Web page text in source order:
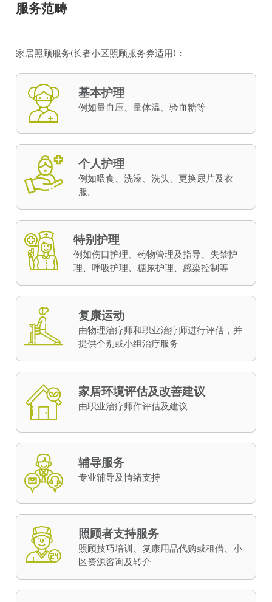
服务范畴
家居照顾服务(长者小区照顾服务券适用)：
基本护理
例如量血压、量体温、验血糖等
个人护理
例如喂食、洗澡、洗头、更换尿片及衣
服。
特别护理
例如伤口护理、药物管理及指导、失禁护
理、呼吸护理、糖尿护理、感染控制等
复康运动
由物理治疗师和职业治疗师进行评估，并
提供个别或小组治疗服务
家居环境评估及改善建议
由职业治疗师作评估及建议
辅导服务
专业辅导及情绪支持
照顾者支持服务
照顾技巧培训、复康用品代购或租借、小
区资源咨询及转介